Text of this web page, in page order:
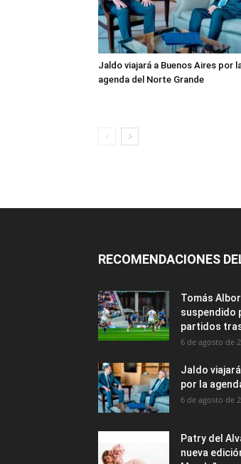
Jaldo viajará a Buenos Aires por
agenda del Norte Grande
RECOMENDACIONES
Tomás
suspendido
partidos
6 de agosto de
Jaldo
por la
6 de agosto de
Patry del
nueva